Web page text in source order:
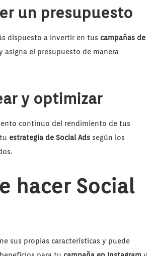
un presupuesto
dispuesto a invertir en tus campañas de
asigna el presupuesto de manera
y optimizar
continuo del rendimiento de tus
estrategia de Social Ads según los
hacer Social
sus propias características y puede